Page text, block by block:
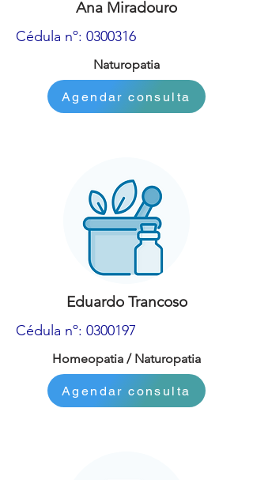
Ana Miradouro
Cédula nº: 0300316
Naturopatia
Agendar consulta
Eduardo Trancoso
Cédula nº: 0300197
Homeopatia / Naturopatia
Agendar consulta